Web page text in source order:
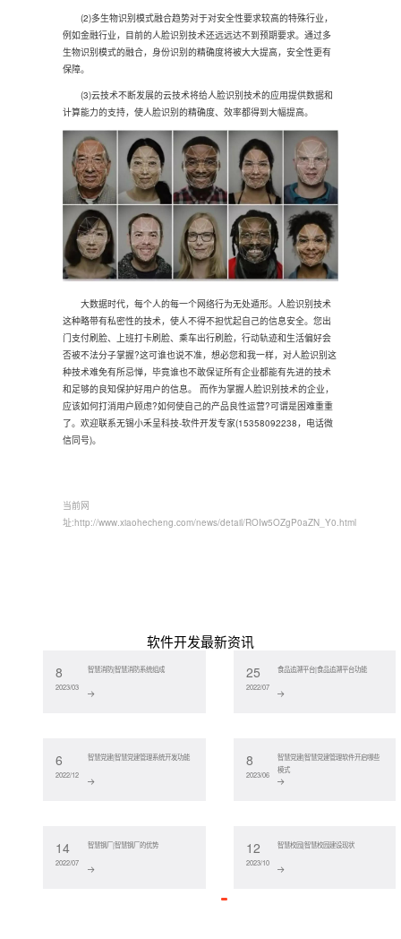
(2)多生物识别模式融合趋势对于对安全性要求较高的特殊行业，
例如金融行业，目前的人脸识别技术还远远达不到预期要求。通过多
生物识别模式的融合，身份识别的精确度将被大大提高，安全性更有
保障。
(3)云技术不断发展的云技术将给人脸识别技术的应用提供数据和
计算能力的支持，使人脸识别的精确度、效率都得到大幅提高。
大数据时代，每个人的每一个网络行为无处遁形。人脸识别技术
这种略带有私密性的技术，使人不得不担忧起自己的信息安全。您出
门支付刷脸、上班打卡刷脸、乘车出行刷脸，行动轨迹和生活偏好会
否被不法分子掌握?这可谁也说不准，想必您和我一样，对人脸识别这
种技术难免有所忌惮，毕竟谁也不敢保证所有企业都能有先进的技术
和足够的良知保护好用户的信息。 而作为掌握人脸识别技术的企业，
应该如何打消用户顾虑?如何使自己的产品良性运营?可谓是困难重重
了。欢迎联系无锡小禾呈科技-软件开发专家(15358092238，电话微
信同号)。
当前网
址:http://www.xiaohecheng.com/news/detail/ROIw5OZgP0aZN_Y0.html
软件开发最新资讯
8
2023/03
智慧消防|智慧消防系统组成 25
2022/07
食品追溯平台|食品追溯平台功能
6
2022/12
智慧党建|智慧党建管理系统开发功能 8
2023/06
智慧党建|智慧党建管理软件开启哪些
模式
14
2022/07
智慧钢厂|智慧钢厂的优势 12
2023/10
智慧校园|智慧校园建设现状